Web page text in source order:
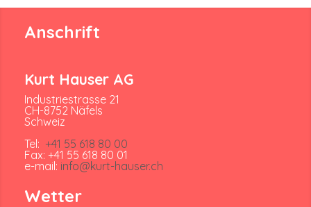
Anschrift
Kurt Hauser AG
Industriestrasse 21
CH-8752 Näfels
Schweiz
Tel: +41 55 618 80 00
Fax: +41 55 618 80 01
e-mail: info@kurt-hauser.ch
Wetter